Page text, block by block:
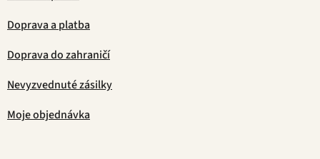
Doprava a platba
Doprava do zahraničí
Nevyzvednuté zásilky
Moje objednávka